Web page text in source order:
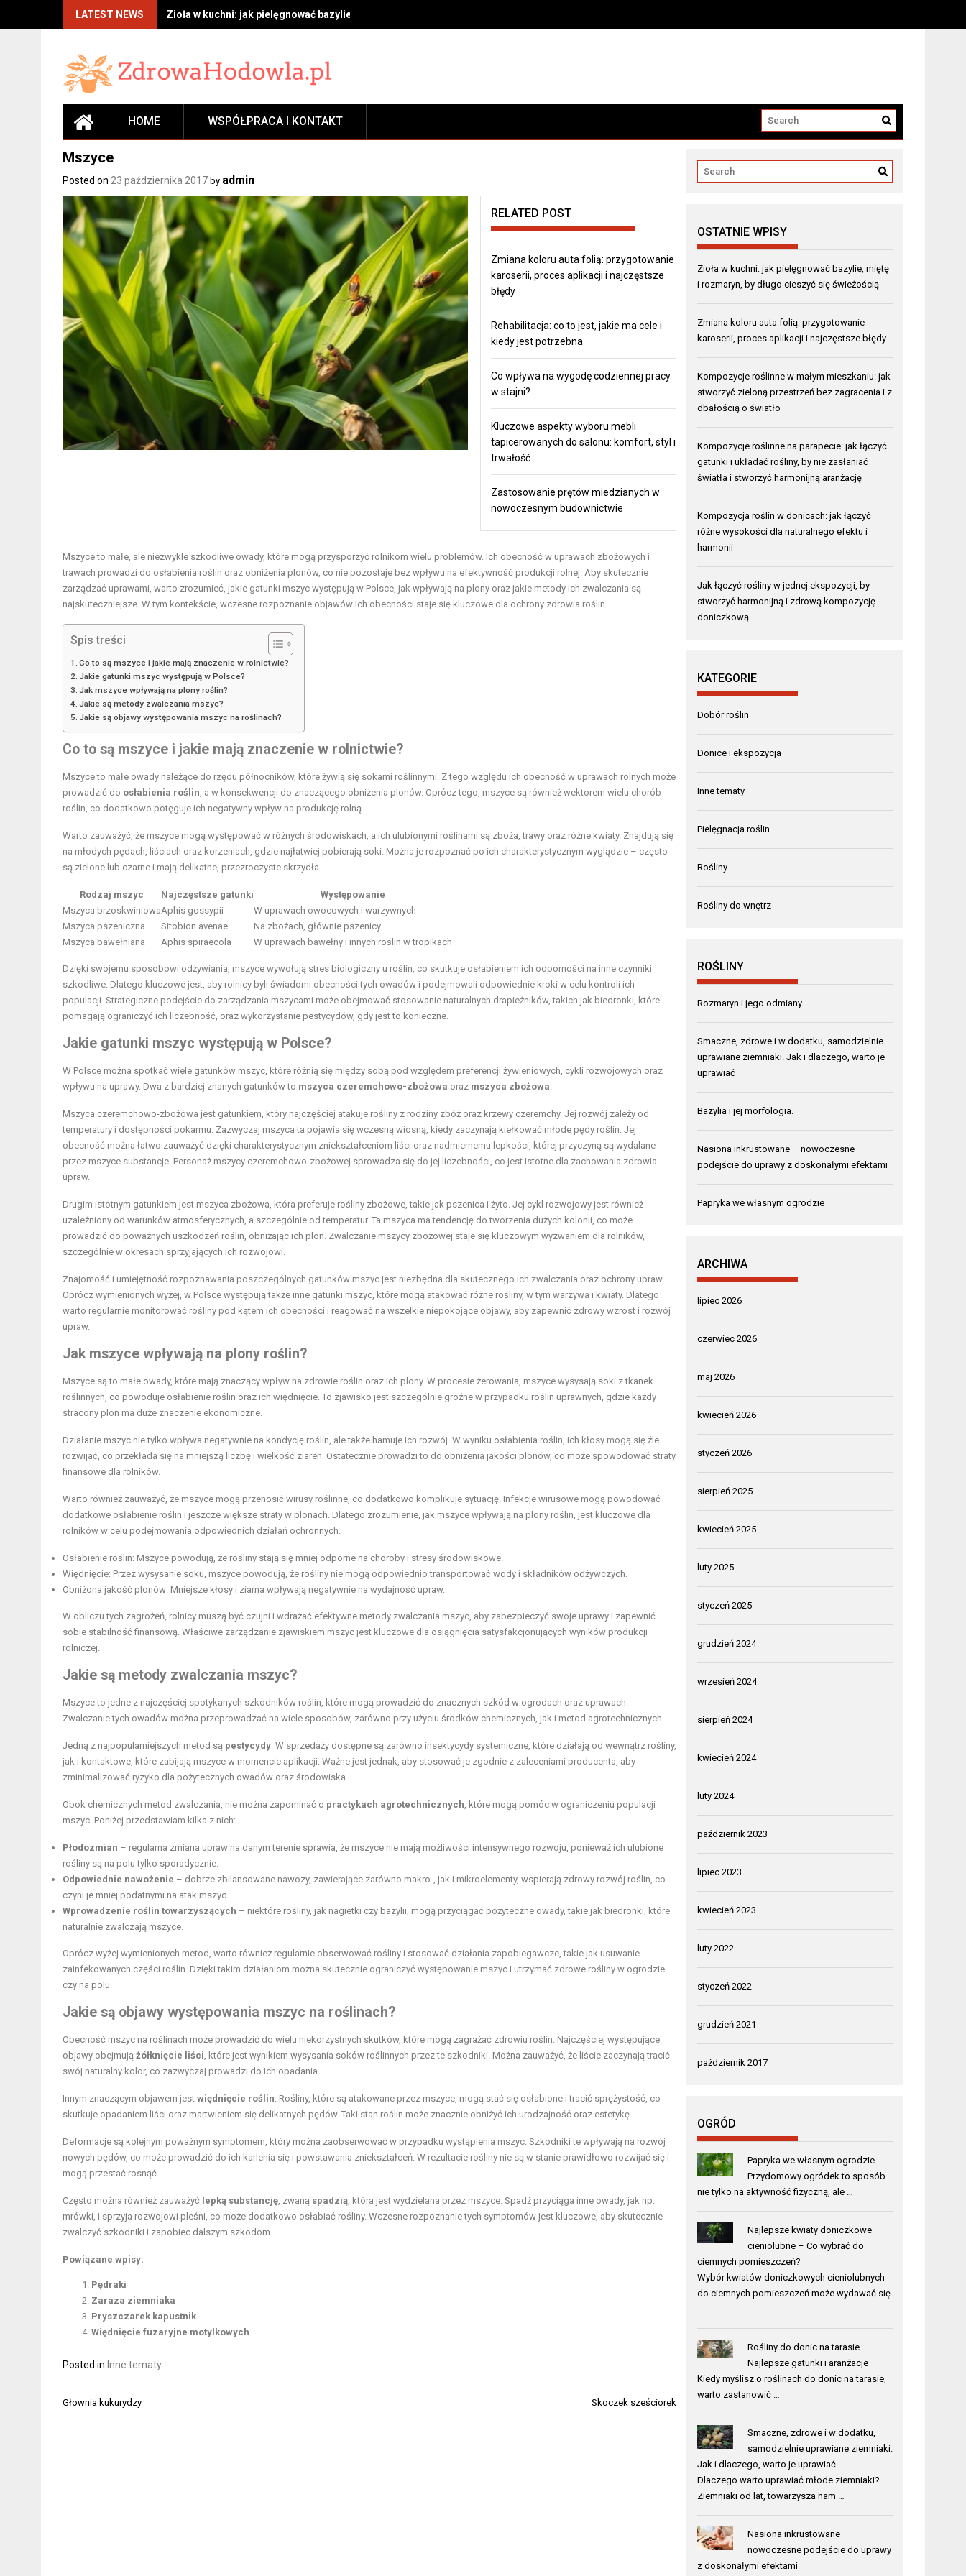
LATEST NEWS Zioła w kuchni: jak pielęgnować bazylie, miętę i rozmaryn, by długo cieszyć się świeżością
HOME WSPÓŁPRACA I KONTAKT
Mszyce
Posted on 23 października 2017 by admin
RELATED POST
Zmiana koloru auta folią: przygotowanie
karoserii, proces aplikacji i najczęstsze
błędy
Rehabilitacja: co to jest, jakie ma cele i
kiedy jest potrzebna
Co wpływa na wygodę codziennej pracy
w stajni?
Kluczowe aspekty wyboru mebli
tapicerowanych do salonu: komfort, styl i
trwałość
Zastosowanie prętów miedzianych w
nowoczesnym budownictwie
Mszyce to małe, ale niezwykle szkodliwe owady, które mogą przysporzyć rolnikom wielu problemów. Ich obecność w uprawach zbożowych i
trawach prowadzi do osłabienia roślin oraz obniżenia plonów, co nie pozostaje bez wpływu na efektywność produkcji rolnej. Aby skutecznie
zarządzać uprawami, warto zrozumieć, jakie gatunki mszyc występują w Polsce, jak wpływają na plony oraz jakie metody ich zwalczania są
najskuteczniejsze. W tym kontekście, wczesne rozpoznanie objawów ich obecności staje się kluczowe dla ochrony zdrowia roślin.
Spis treści
Co to są mszyce i jakie mają znaczenie w rolnictwie?
Jakie gatunki mszyc występują w Polsce?
Jak mszyce wpływają na plony roślin?
Jakie są metody zwalczania mszyc?
Jakie są objawy występowania mszyc na roślinach?
Co to są mszyce i jakie mają znaczenie w rolnictwie?
Mszyce to małe owady należące do rzędu północników, które żywią się sokami roślinnymi. Z tego względu ich obecność w uprawach rolnych może
prowadzić do osłabienia roślin , a w konsekwencji do znaczącego obniżenia plonów. Oprócz tego, mszyce są również wektorem wielu chorób
roślin, co dodatkowo potęguje ich negatywny wpływ na produkcję rolną.
Warto zauważyć, że mszyce mogą występować w różnych środowiskach, a ich ulubionymi roślinami są zboża, trawy oraz różne kwiaty. Znajdują się
na młodych pędach, liściach oraz korzeniach, gdzie najłatwiej pobierają soki. Można je rozpoznać po ich charakterystycznym wyglądzie – często
są zielone lub czarne i mają delikatne, przezroczyste skrzydła.
Rodzaj mszyc Najczęstsze gatunki
Występowanie
Mszyca brzoskwiniowaAphis gossypii
W uprawach owocowych i warzywnych
Mszyca pszeniczna
Sitobion avenae
Na zbożach, głównie pszenicy
Mszyca bawełniana
Aphis spiraecola W uprawach bawełny i innych roślin w tropikach
Dzięki swojemu sposobowi odżywiania, mszyce wywołują stres biologiczny u roślin, co skutkuje osłabieniem ich odporności na inne czynniki
szkodliwe. Dlatego kluczowe jest, aby rolnicy byli świadomi obecności tych owadów i podejmowali odpowiednie kroki w celu kontroli ich
populacji. Strategiczne podejście do zarządzania mszycami może obejmować stosowanie naturalnych drapieżników, takich jak biedronki, które
pomagają ograniczyć ich liczebność, oraz wykorzystanie pestycydów, gdy jest to konieczne.
Jakie gatunki mszyc występują w Polsce?
W Polsce można spotkać wiele gatunków mszyc, które różnią się między sobą pod względem preferencji żywieniowych, cykli rozwojowych oraz
wpływu na uprawy. Dwa z bardziej znanych gatunków to mszyca czeremchowo-zbożowa oraz mszyca zbożowa
Mszyca czeremchowo-zbożowa jest gatunkiem, który najczęściej atakuje rośliny z rodziny zbóż oraz krzewy czeremchy. Jej rozwój zależy od
temperatury i dostępności pokarmu. Zazwyczaj mszyca ta pojawia się wczesną wiosną, kiedy zaczynają kiełkować młode pędy roślin. Jej
obecność można łatwo zauważyć dzięki charakterystycznym zniekształceniom liści oraz nadmiernemu lepkości, której przyczyną są wydalane
przez mszyce substancje. Personaż mszycy czeremchowo-zbożowej sprowadza się do jej liczebności, co jest istotne dla zachowania zdrowia
upraw.
Drugim istotnym gatunkiem jest mszyca zbożowa, która preferuje rośliny zbożowe, takie jak pszenica i żyto. Jej cykl rozwojowy jest również
uzależniony od warunków atmosferycznych, a szczególnie od temperatur. Ta mszyca ma tendencję do tworzenia dużych kolonii, co może
prowadzić do poważnych uszkodzeń roślin, obniżając ich plon. Zwalczanie mszycy zbożowej staje się kluczowym wyzwaniem dla rolników,
szczególnie w okresach sprzyjających ich rozwojowi.
Znajomość i umiejętność rozpoznawania poszczególnych gatunków mszyc jest niezbędna dla skutecznego ich zwalczania oraz ochrony upraw.
Oprócz wymienionych wyżej, w Polsce występują także inne gatunki mszyc, które mogą atakować różne rośliny, w tym warzywa i kwiaty. Dlatego
warto regularnie monitorować rośliny pod kątem ich obecności i reagować na wszelkie niepokojące objawy, aby zapewnić zdrowy wzrost i rozwój
upraw.
Jak mszyce wpływają na plony roślin?
Mszyce są to małe owady, które mają znaczący wpływ na zdrowie roślin oraz ich plony. W procesie żerowania, mszyce wysysają soki z tkanek
roślinnych, co powoduje osłabienie roślin oraz ich więdnięcie. To zjawisko jest szczególnie groźne w przypadku roślin uprawnych, gdzie każdy
stracony plon ma duże znaczenie ekonomiczne.
Działanie mszyc nie tylko wpływa negatywnie na kondycję roślin, ale także hamuje ich rozwój. W wyniku osłabienia roślin, ich kłosy mogą się źle
rozwijać, co przekłada się na mniejszą liczbę i wielkość ziaren. Ostatecznie prowadzi to do obniżenia jakości plonów, co może spowodować straty
finansowe dla rolników.
Warto również zauważyć, że mszyce mogą przenosić wirusy roślinne, co dodatkowo komplikuje sytuację. Infekcje wirusowe mogą powodować
dodatkowe osłabienie roślin i jeszcze większe straty w plonach. Dlatego zrozumienie, jak mszyce wpływają na plony roślin, jest kluczowe dla
rolników w celu podejmowania odpowiednich działań ochronnych.
Osłabienie roślin: Mszyce powodują, że rośliny stają się mniej odporne na choroby i stresy środowiskowe.
Więdnięcie: Przez wysysanie soku, mszyce powodują, że rośliny nie mogą odpowiednio transportować wody i składników odżywczych.
Obniżona jakość plonów: Mniejsze kłosy i ziarna wpływają negatywnie na wydajność upraw.
W obliczu tych zagrożeń, rolnicy muszą być czujni i wdrażać efektywne metody zwalczania mszyc, aby zabezpieczyć swoje uprawy i zapewnić
sobie stabilność finansową. Właściwe zarządzanie zjawiskiem mszyc jest kluczowe dla osiągnięcia satysfakcjonujących wyników produkcji
rolniczej.
Jakie są metody zwalczania mszyc?
Mszyce to jedne z najczęściej spotykanych szkodników roślin, które mogą prowadzić do znacznych szkód w ogrodach oraz uprawach.
Zwalczanie tych owadów można przeprowadzać na wiele sposobów, zarówno przy użyciu środków chemicznych, jak i metod agrotechnicznych.
Jedną z najpopularniejszych metod są pestycydy . W sprzedaży dostępne są zarówno insektycydy systemiczne, które działają od wewnątrz rośliny,
jak i kontaktowe, które zabijają mszyce w momencie aplikacji. Ważne jest jednak, aby stosować je zgodnie z zaleceniami producenta, aby
zminimalizować ryzyko dla pożytecznych owadów oraz środowiska.
Obok chemicznych metod zwalczania, nie można zapominać o practykach agrotechnicznych , które mogą pomóc w ograniczeniu populacji
mszyc. Poniżej przedstawiam kilka z nich:
Płodozmian – regularna zmiana upraw na danym terenie sprawia, że mszyce nie mają możliwości intensywnego rozwoju, ponieważ ich ulubione
rośliny są na polu tylko sporadycznie.
Odpowiednie nawożenie – dobrze zbilansowane nawozy, zawierające zarówno makro-, jak i mikroelementy, wspierają zdrowy rozwój roślin, co
czyni je mniej podatnymi na atak mszyc.
Wprowadzenie roślin towarzyszących – niektóre rośliny, jak nagietki czy bazylii, mogą przyciągać pożyteczne owady, takie jak biedronki, które
naturalnie zwalczają mszyce.
Oprócz wyżej wymienionych metod, warto również regularnie obserwować rośliny i stosować działania zapobiegawcze, takie jak usuwanie
zainfekowanych części roślin. Dzięki takim działaniom można skutecznie ograniczyć występowanie mszyc i utrzymać zdrowe rośliny w ogrodzie
czy na polu.
Jakie są objawy występowania mszyc na roślinach?
Obecność mszyc na roślinach może prowadzić do wielu niekorzystnych skutków, które mogą zagrażać zdrowiu roślin. Najczęściej występujące
objawy obejmują żółknięcie liści , które jest wynikiem wysysania soków roślinnych przez te szkodniki. Można zauważyć, że liście zaczynają tracić
swój naturalny kolor, co zazwyczaj prowadzi do ich opadania.
Innym znaczącym objawem jest więdnięcie roślin . Rośliny, które są atakowane przez mszyce, mogą stać się osłabione i tracić sprężystość, co
skutkuje opadaniem liści oraz martwieniem się delikatnych pędów. Taki stan roślin może znacznie obniżyć ich urodzajność oraz estetykę.
Deformacje są kolejnym poważnym symptomem, który można zaobserwować w przypadku wystąpienia mszyc. Szkodniki te wpływają na rozwój
nowych pędów, co może prowadzić do ich karlenia się i powstawania zniekształceń. W rezultacie rośliny nie są w stanie prawidłowo rozwijać się i
mogą przestać rosnąć.
Często można również zauważyć lepką substancję , zwaną spadzią , która jest wydzielana przez mszyce. Spadź przyciąga inne owady, jak np.
mrówki, i sprzyja rozwojowi pleśni, co może dodatkowo osłabiać rośliny. Wczesne rozpoznanie tych symptomów jest kluczowe, aby skutecznie
zwalczyć szkodniki i zapobiec dalszym szkodom.
Powiązane wpisy:
Pędraki
Zaraza ziemniaka
Pryszczarek kapustnik
Więdnięcie fuzaryjne motylkowych
Posted in Inne tematy
Nawigacja
Głownia kukurydzy Skoczek sześciorek
OSTATNIE WPISY
Zioła w kuchni: jak pielęgnować bazylie, miętę
i rozmaryn, by długo cieszyć się świeżością
Zmiana koloru auta folią: przygotowanie
karoserii, proces aplikacji i najczęstsze błędy
Kompozycje roślinne w małym mieszkaniu: jak
stworzyć zieloną przestrzeń bez zagracenia i z
dbałością o światło
Kompozycje roślinne na parapecie: jak łączyć
gatunki i układać rośliny, by nie zasłaniać
światła i stworzyć harmonijną aranżację
Kompozycja roślin w donicach: jak łączyć
różne wysokości dla naturalnego efektu i
harmonii
Jak łączyć rośliny w jednej ekspozycji, by
stworzyć harmonijną i zdrową kompozycję
doniczkową
KATEGORIE
Dobór roślin
Donice i ekspozycja
Inne tematy
Pielęgnacja roślin
Rośliny
Rośliny do wnętrz
ROŚLINY
Rozmaryn i jego odmiany.
Smaczne, zdrowe i w dodatku, samodzielnie
uprawiane ziemniaki. Jak i dlaczego, warto je
uprawiać
Bazylia i jej morfologia.
Nasiona inkrustowane – nowoczesne
podejście do uprawy z doskonałymi efektami
Papryka we własnym ogrodzie
ARCHIWA
lipiec 2026
czerwiec 2026
maj 2026
kwiecień 2026
styczeń 2026
sierpień 2025
kwiecień 2025
luty 2025
styczeń 2025
grudzień 2024
wrzesień 2024
sierpień 2024
kwiecień 2024
luty 2024
październik 2023
lipiec 2023
kwiecień 2023
luty 2022
styczeń 2022
grudzień 2021
październik 2017
OGRÓD
Papryka we własnym ogrodzie
Przydomowy ogródek to sposób
nie tylko na aktywność fizyczną, ale …
Najlepsze kwiaty doniczkowe
cieniolubne – Co wybrać do
ciemnych pomieszczeń?
Wybór kwiatów doniczkowych cieniolubnych
do ciemnych pomieszczeń może wydawać się
Rośliny do donic na tarasie –
Najlepsze gatunki i aranżacje
Kiedy myślisz o roślinach do donic na tarasie,
warto zastanowić …
Smaczne, zdrowe i w dodatku,
samodzielnie uprawiane ziemniaki.
Jak i dlaczego, warto je uprawiać
Dlaczego warto uprawiać młode ziemniaki?
Ziemniaki od lat, towarzysza nam …
Nasiona inkrustowane –
nowoczesne podejście do uprawy
z doskonałymi efektami